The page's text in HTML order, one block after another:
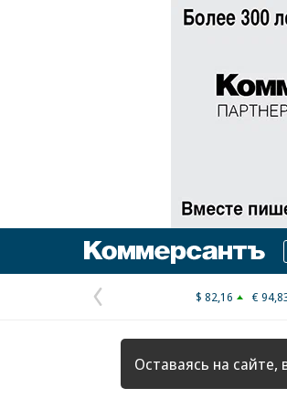
Предыдущая
страница
$ 82,16 €
Оставаясь на сайте,